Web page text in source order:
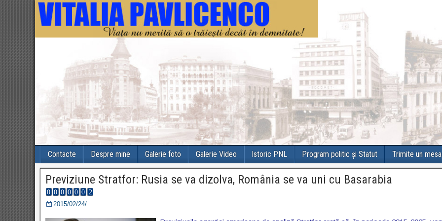
Contacte Despre mine Galerie foto Galerie Video Istoric PNL Program politic și Statut Trimite un
Previziune Stratfor: Rusia se va dizolva, România se va uni cu Basarabia
2015/02/24/